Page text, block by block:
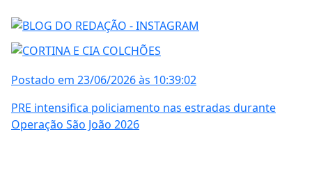
Postado em 23/06/2026 às 10:39:02
PRE intensifica policiamento nas estradas durante
Operação São João 2026